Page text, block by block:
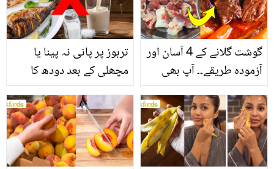
تربوز پر پانی نہ پینا یا
مچھلی کے بعد دودھ کا
سے متعلق غلط فہمیوں کی
حقیقت کیا ہے اور افواہ
کیا؟
گوشت گلانے کے 4 آسان اور
آزمودہ طریقے۔۔ آپ بھی
بتائے راز